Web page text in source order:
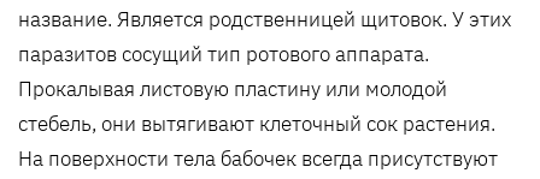
название. Является родственницей щитовок. У этих
паразитов сосущий тип ротового аппарата.
Прокалывая листовую пластину или молодой
стебель, они вытягивают клеточный сок растения.
На поверхности тела бабочек всегда присутствуют